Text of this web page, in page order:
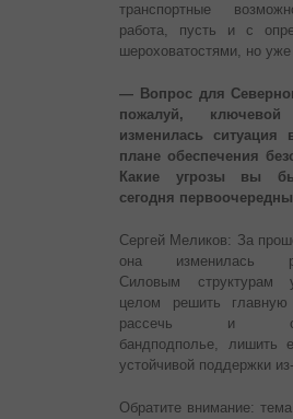
транспортные
работа, пусть и с
шероховатостями, но уже
— Вопрос для
пожалуй,
изменилась ситуация
плане обеспечения
Какие угрозы вы
сегодня
Сергей Меликов: За
она изменилась
Силовым структурам
целом решить
рассечь и
бандподполье, лишить
устойчивой поддержки
Обратите внимание: тема